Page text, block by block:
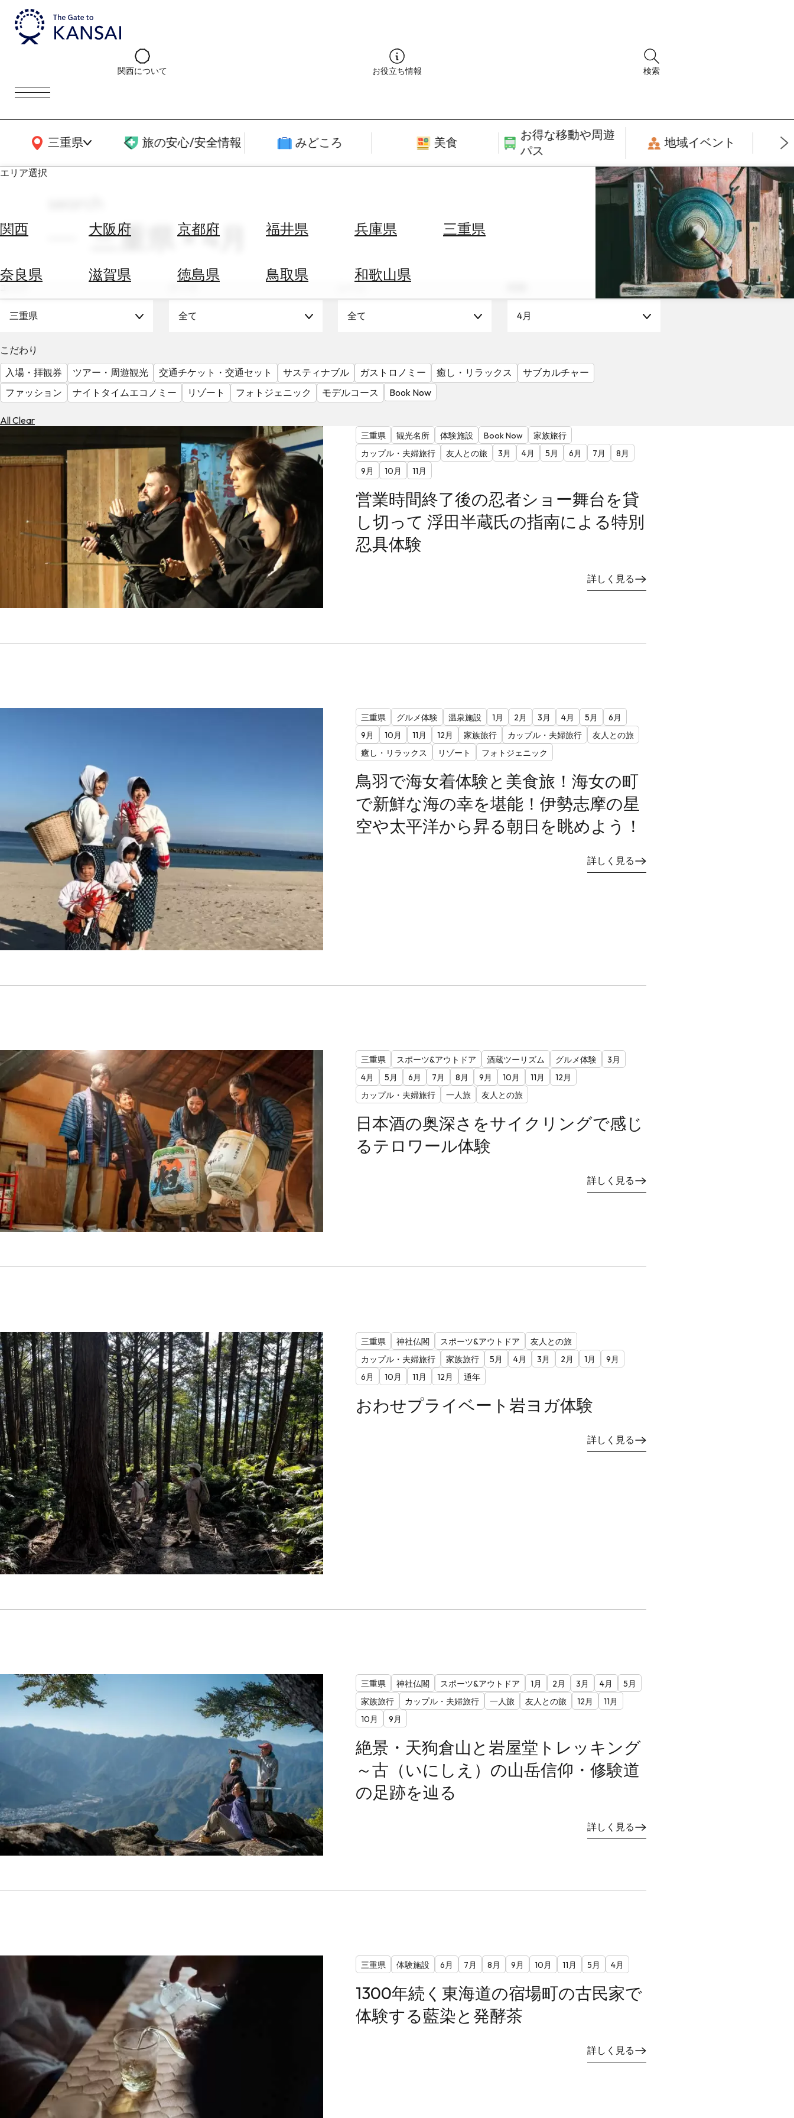
関西について お役立ち情報 検索
三重県
関西広域MAP 旅の安心/安全情報 みどころ 美食
お得な移動や周遊
パス
地域イベント
エリア選択
関西 大阪府 京都府 福井県 兵庫県 三重県
奈良県 滋賀県 徳島県 鳥取県 和歌山県
ホ
す
替
を
調
べ
天
を
る
三重県 × 4月
三重県 全て 全て 4月
こだわり
入場・拝観券
ツアー・周遊観光 交通チケット・交通セット サスティナブル ガストロノミー 癒し・リラックス
サブカルチャー
ファッション
ナイトタイムエコノミー リゾート フォトジェニック モデルコース Book Now
All Clear
三重県 観光名所 体験施設 Book Now
家族旅行
カップル・夫婦旅行
友人との旅 3月 4月 5月 6月 7月
8月
9月
10月 11月
営業時間終了後の忍者ショー舞台を貸
し切って 浮田半蔵氏の指南による特別
忍具体験
詳しく見る
三重県 グルメ体験 温泉施設 1月 2月 3月 4月 5月
6月
9月
10月 11月 12月 家族旅行 カップル・夫婦旅行
友人との旅
癒し・リラックス
リゾート フォトジェニック
鳥羽で海女着体験と美食旅！海女の町
で新鮮な海の幸を堪能！伊勢志摩の星
空や太平洋から昇る朝日を眺めよう！
詳しく見る
三重県 スポーツ&アウトドア 酒蔵ツーリズム グルメ体験
3月
4月
5月 6月 7月 8月 9月 10月 11月
12月
カップル・夫婦旅行
一人旅 友人との旅
日本酒の奥深さをサイクリングで感じ
るテロワール体験
詳しく見る
三重県 神社仏閣 スポーツ&アウトドア
友人との旅
カップル・夫婦旅行
家族旅行 5月 4月 3月 2月 1月
9月
6月
10月 11月 12月 通年
おわせプライベート岩ヨガ体験
詳しく見る
三重県 神社仏閣 スポーツ&アウトドア 1月 2月 3月 4月
5月
家族旅行
カップル・夫婦旅行 一人旅 友人との旅 12月
11月
10月
9月
絶景・天狗倉山と岩屋堂トレッキング
～古（いにしえ）の山岳信仰・修験道
の足跡を辿る
詳しく見る
三重県 体験施設 6月 7月 8月 9月 10月 11月 5月 4月
1300年続く東海道の宿場町の古民家で
体験する藍染と発酵茶
詳しく見る